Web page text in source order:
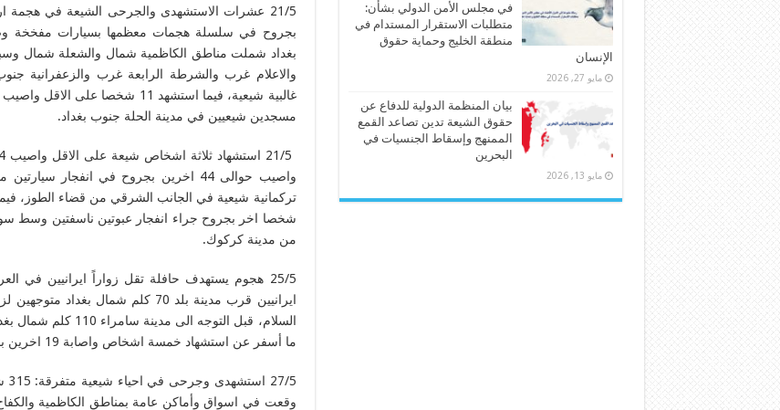
بجروح في سلسلة هجمات معظمها بسيارات مفخخة
بغداد شملت مناطق الكاظمية شمال والشعلة شمال
والاعلام غرب والشرطة الرابعة غرب
مسجدين شيعيين في مدينة الحلة جنوب بغداد.
واصيب حوالى 44 اخرين بجروح في
شخصا اخر بجروح جراء انفجار عبوتين ناسفتين وسط
من مدينة كركوك.
25/5 هجوم يستهدف حافلة تقل زواراً ايرانيين
ايرانيين قرب مدينة بلد 70 كلم
السلام، قبل التوجه
ما أسفر عن استشهاد خمسة اشخاص واصابة 19 اخرين بجروح.
وقعت في اسواق وأماكن عامة بمناطق الكاظمية والكفاح
في مجلس الأمن الدولي بشأن:
متطلبات الاستقرار المستدام في
منطقة الخليج وحماية حقوق
الإنسان
مايو 27, 2026
بيان المنظمة الدولية للدفاع عن
حقوق الشيعة تدين تصاعد القمع
الممنهج وإسقاط الجنسيات في
البحرين
مايو 13, 2026